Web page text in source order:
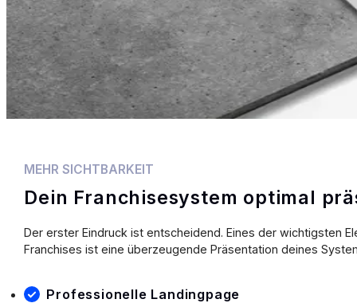
MEHR SICHTBARKEIT
Dein Franchisesystem optimal
Der erster Eindruck ist entscheidend. Eines der wichtigsten
Franchises ist eine überzeugende Präsentation deines
Professionelle Landingpage